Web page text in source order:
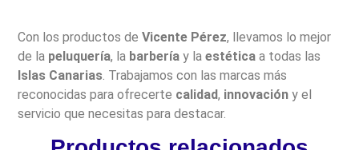
Con los productos deVicente Pérez, llevamos lo mejor
de la peluquería, la barbería y laestética a todas las
Islas Canarias. Trabajamos con las marcas más
reconocidas para ofrecerte calidad, innovación y el
servicio que necesitas para destacar.